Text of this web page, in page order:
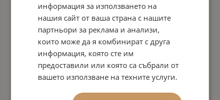
информация за използването на
нашия сайт от ваша страна с нашите
партньори за реклама и анализи,
които може да я комбинират с друга
информация, която сте им
предоставили или която са събрали от
вашето използване на техните услуги.